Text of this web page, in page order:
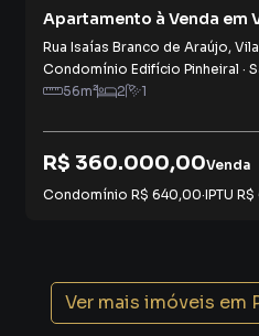
Apartamento à Venda em
Rua Isaías Branco de Araújo,
Condomínio Edifício Pinheiral ·
56m² 2 1
R$ 360.000,00Venda
Condomínio R$ 640,00·IPTU
Ver mais imóveis em